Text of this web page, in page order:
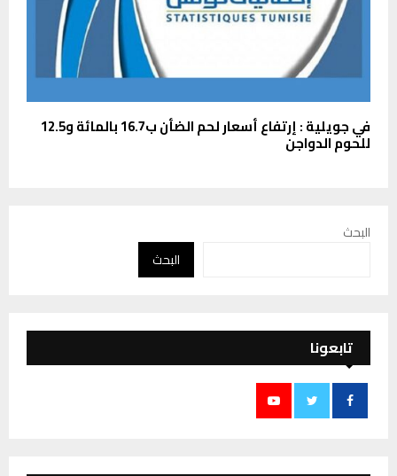
في جويلية : إرتفاع أسعار لحم الضأن ب16.7 بالمائة و12.5
للحوم الدواجن
البحث
البحث
تابعونا